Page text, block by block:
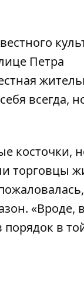
Петра
всегда,
косточки,
торговцы
«Вроде,
в